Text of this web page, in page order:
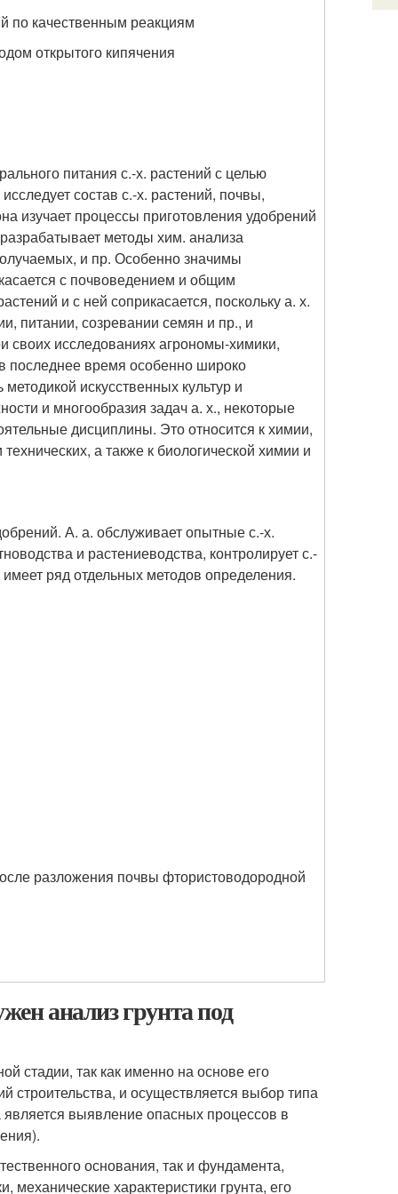
по качественным реакциям
открытого кипячения
питания с.-х. растений с целью
состав с.-х. растений, почвы,
изучает процессы приготовления удобрений
методы хим. анализа
и пр. Особенно значимы
с почвоведением и общим
и с ней соприкасается, поскольку а. х.
питании, созревании семян и пр., и
своих исследованиях агрономы-химики,
последнее время особенно широко
искусственных культур и
и многообразия задач а. х., некоторые
дисциплины. Это относится к химии,
а также к биологической химии и
А. а. обслуживает опытные с.-х.
и растениеводства, контролирует с.-
ряд отдельных методов определения.
разложения почвы фтористоводородной
анализ грунта под
стадии, так как именно на основе его
строительства, и осуществляется выбор типа
выявление опасных процессов в
основания, так и фундамента,
механические характеристики грунта, его